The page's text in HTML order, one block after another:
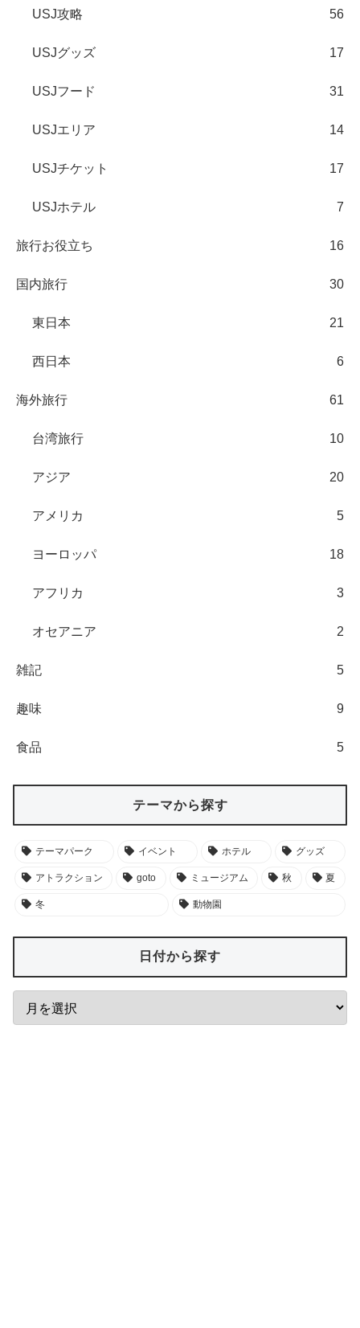
USJ攻略 56
USJグッズ 17
USJフード 31
USJエリア 14
USJチケット 17
USJホテル 7
旅行お役立ち 16
国内旅行 30
東日本 21
西日本 6
海外旅行 61
台湾旅行 10
アジア 20
アメリカ 5
ヨーロッパ 18
アフリカ 3
オセアニア 2
雑記 5
趣味 9
食品 5
テーマから探す
テーマパーク イベント ホテル グッズ
アトラクション goto ミュージアム 秋 夏
冬 動物園
日付から探す